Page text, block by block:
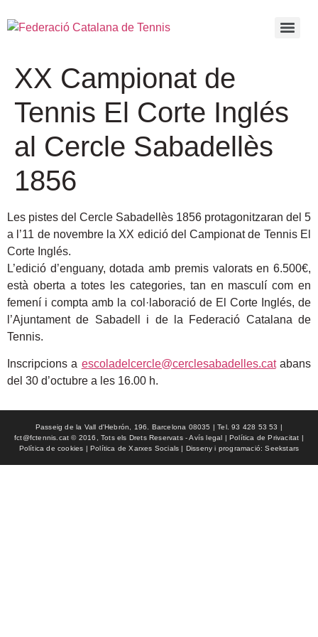
XX Campionat de
Tennis El Corte Inglés
al Cercle Sabadellès
1856
Les pistes del Cercle Sabadellès 1856 protagonitzaran del 5
a l’11 de novembre la XX edició del Campionat de Tennis El
Corte Inglés.
L’edició d’enguany, dotada amb premis valorats en 6.500€,
està oberta a totes les categories, tan en masculí com en
femení i compta amb la col·laboració de El Corte Inglés, de
l’Ajuntament de Sabadell i de la Federació Catalana de
Tennis.
Inscripcions a escoladelcercle@cerclesabadelles.catabans
del 30 d’octubre a les 16.00 h.
Passeig de la Vall d'Hebrón, 196. Barcelona 08035 | Tel. 93 428 53 53 |
fct@fctennis.cat © 2016, Tots els Drets Reservats - Avís legal | Política de Privacitat |
Política de cookies | Política de Xarxes Socials | Disseny i programació: Seekstars